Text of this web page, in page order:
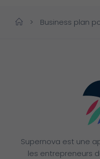
> Business plan
Supernova est une
les entrepreneurs